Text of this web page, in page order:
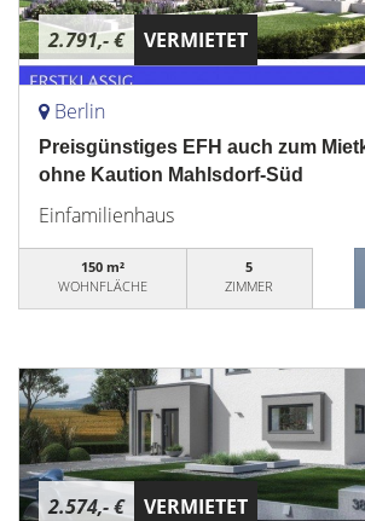
2.791,- € VERMIETET
Berlin
Preisgünstiges EFH auch zum
ohne Kaution Mahlsdorf-Süd
Einfamilienhaus
150 m²
WOHNFLÄCHE
5
ZIMMER
2.574,- € VERMIETET